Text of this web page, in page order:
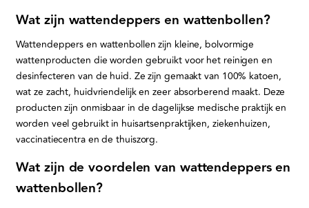
Wat zijn wattendeppers en wattenbollen?
Wattendeppers en wattenbollen zijn kleine, bolvormige
wattenproducten die worden gebruikt voor het reinigen en
desinfecteren van de huid. Ze zijn gemaakt van 100% katoen,
wat ze zacht, huidvriendelijk en zeer absorberend maakt. Deze
producten zijn onmisbaar in de dagelijkse medische praktijk en
worden veel gebruikt in huisartsenpraktijken, ziekenhuizen,
vaccinatiecentra en de thuiszorg.
Wat zijn de voordelen van wattendeppers en
wattenbollen?